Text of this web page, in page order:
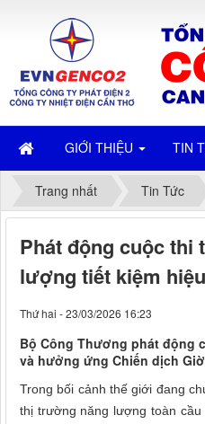
GIỚI THIỆU TIN
Trang nhất Tin Tức
Phát động cuộc thi
lượng tiết kiệm
Thứ hai - 23/03/2026 16:23
Bộ Công Thương phát động
và hưởng ứng Chiến dịch Giờ
Trong bối cảnh thế giới đang
thị trường năng lượng toàn